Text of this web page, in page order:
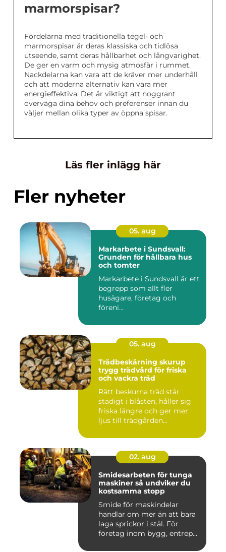
marmorspisar?
Fördelarna med traditionella tegel- och
marmorspisar är deras klassiska och tidlösa
utseende, samt deras hållbarhet och långvarighet.
De ger en varm och mysig atmosfär i rummet.
Nackdelarna kan vara att de kräver mer underhåll
och att moderna alternativ kan vara mer
energieffektiva. Det är viktigt att noggrant
överväga dina behov och preferenser innan du
väljer mellan olika typer av öppna spisar.
Läs fler inlägg här
Fler nyheter
05. aug
Markarbete i Sundsvall:
Grunden för hållbara hus
och tomter
Markarbete i Sundsvall är ett
begrepp som allt fler
husägare, företag och
föreni...
05. aug
Trädbeskärning skurup
trygg trädvård för friska
och vackra träd
Rätt beskurna träd står
stadigt i blåsten, håller sig
friska längre och ger mer
ljus till trädgården...
02. aug
Smidesarbeten för tunga
maskiner så undviker du
kostsamma stopp
Smide för maskindelar
handlar om mer än att bara
laga sprickor i stål. För
företag inom bygg, entrep...